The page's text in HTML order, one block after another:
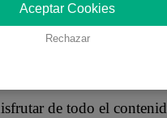
de todo el
Aceptar Cookies
Rechazar